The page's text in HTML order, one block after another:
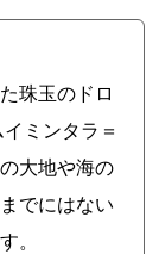
珠玉のドロ
ミンタラ＝
大地や海の
でにはない
。